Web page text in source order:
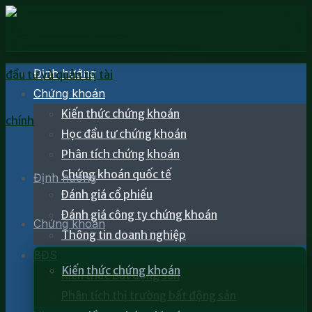
Định hướng
Chứng khoán
Kiến thức chứng khoán
Định hướng
Chứng khoán
Kiến thức chứng khoán
Học đầu tư chứng khoán
Phân tích chứng khoán
Chứng khoán quốc tế
Đánh giá cổ phiếu
Đánh giá công ty chứng khoán
Thông tin doanh nghiệp
BĐS
Kiến thức bất động sản